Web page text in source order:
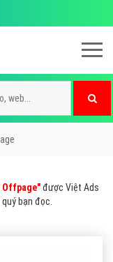
Offpage"được Việt Ads
bạn đọc.